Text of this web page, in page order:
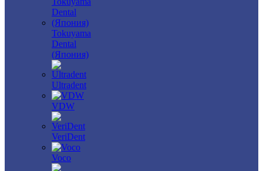
Tokuyama
Dental
(Япония)
Ultradent
VDW
VeriDent
Voco